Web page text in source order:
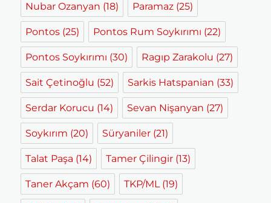
Nubar Ozanyan (18) Paramaz (25)
Pontos (25) Pontos Rum Soykırımı (22)
Pontos Soykırımı (30) Ragıp Zarakolu (27)
Sait Çetinoğlu (52) Sarkis Hatspanian (33)
Serdar Korucu (14) Sevan Nişanyan (27)
Soykırım (20) Süryaniler (21)
Talat Paşa (14) Tamer Çilingir (13)
Taner Akçam (60) TKP/ML(19)